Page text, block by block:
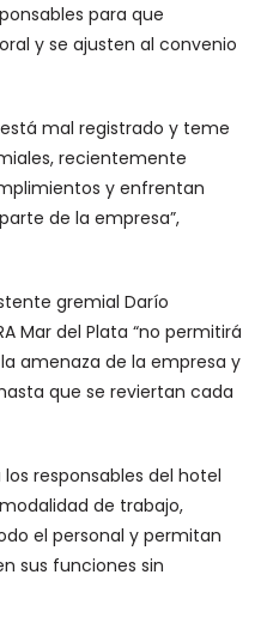
para que
y se ajusten al convenio
mal registrado y teme
recientemente
y enfrentan
de la empresa”,
gremial Darío
Mar del Plata “no permitirá
amenaza de la empresa y
que se reviertan cada
responsables del hotel
de trabajo,
el personal y permitan
sus funciones sin